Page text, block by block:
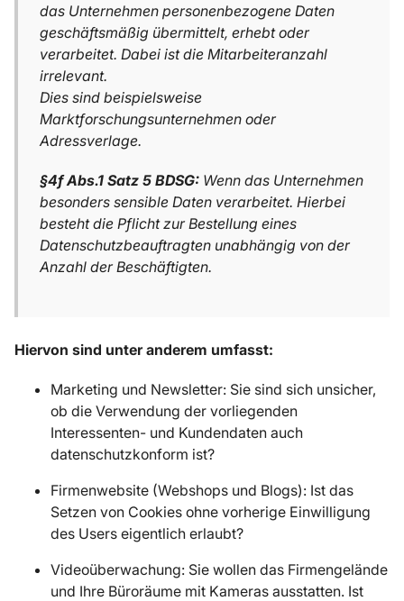
das Unternehmen personenbezogene Daten
geschäftsmäßig übermittelt, erhebt oder
verarbeitet. Dabei ist die Mitarbeiteranzahl
irrelevant.
Dies sind beispielsweise
Marktforschungsunternehmen oder
Adressverlage.
§4f Abs.1 Satz 5 BDSG: Wenn das Unternehmen
besonders sensible Daten verarbeitet. Hierbei
besteht die Pflicht zur Bestellung eines
Datenschutzbeauftragten unabhängig von der
Anzahl der Beschäftigten.
Hiervon sind unter anderem umfasst:
Marketing und Newsletter: Sie sind sich unsicher,
ob die Verwendung der vorliegenden
Interessenten- und Kundendaten auch
datenschutzkonform ist?
Firmenwebsite (Webshops und Blogs): Ist das
Setzen von Cookies ohne vorherige Einwilligung
des Users eigentlich erlaubt?
Videoüberwachung: Sie wollen das Firmengelände
und Ihre Büroräume mit Kameras ausstatten. Ist